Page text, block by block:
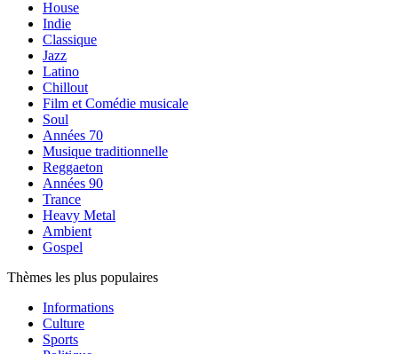
House
Indie
Classique
Jazz
Latino
Chillout
Film et Comédie musicale
Soul
Années 70
Musique traditionnelle
Reggaeton
Années 90
Trance
Heavy Metal
Ambient
Gospel
Thèmes les plus populaires
Informations
Culture
Sports